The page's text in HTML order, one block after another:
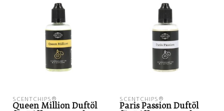
SCENTCHIPS®
Queen Million Duftöl
SCENTCHIPS®
Paris Passion Duftöl